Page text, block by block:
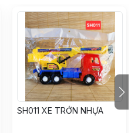
SH011 XE TRỚN NHỰA